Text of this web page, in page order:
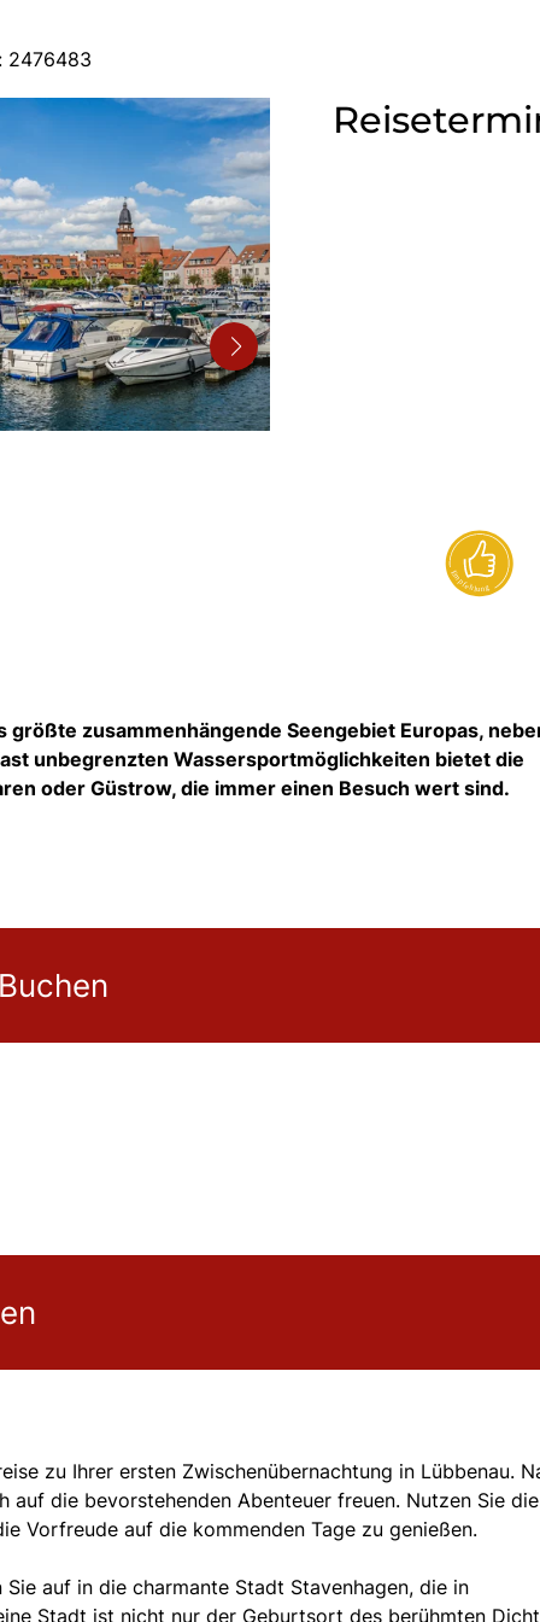
2476483
größte zusammenhängende Seengebiet Europas,
unbegrenzten Wassersportmöglichkeiten bietet die
oder Güstrow, die immer einen Besuch wert sind.
zu Ihrer ersten Zwischenübernachtung in Lübbenau.
auf die bevorstehenden Abenteuer freuen. Nutzen Sie die
Vorfreude auf die kommenden Tage zu genießen.
auf in die charmante Stadt Stavenhagen, die in
Stadt ist nicht nur der Geburtsort des berühmten